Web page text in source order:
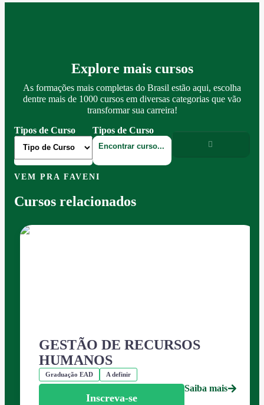
Explore mais cursos
As formações mais completas do Brasil estão aqui, escolha
dentre mais de 1000 cursos em diversas categorias que vão
transformar sua carreira!
Tipos de Curso
Tipos de Curso
VEM PRA FAVENI
Cursos relacionados
GESTÃO DE RECURSOS
HUMANOS
Graduação EAD A definir
Inscreva-se
Saiba mais